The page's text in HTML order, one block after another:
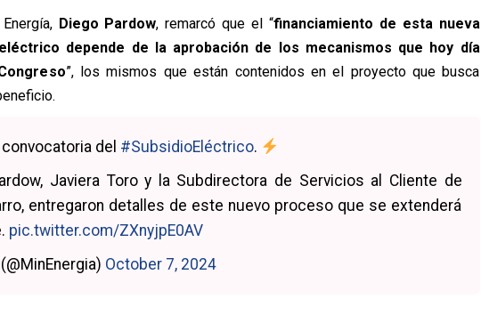
Diego Pardow, remarcó que el “financiamiento de esta nueva
depende de la aprobación de los mecanismos que hoy día
”, los mismos que están contenidos en el proyecto que busca
del #SubsidioEléctrico.
Javiera Toro y la Subdirectora de Servicios al Cliente de
entregaron detalles de este nuevo proceso que se extenderá
pic.twitter.com/ZXnyjpE0AV
October 7, 2024